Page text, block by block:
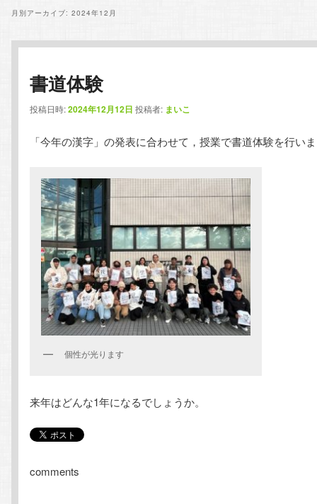
ン
コ
ン
テ
ン
ツ
へ
移
動
コ
ン
テ
ン
ツ
へ
移
動
月別アーカイブ:2024年12月
書道体験
投稿日時:2024年12月12日 投稿者: まいこ
「今年の漢字」の発表に合わせて，授業で書道体験を行い
個性が光ります
来年はどんな1年になるでしょうか。
comments